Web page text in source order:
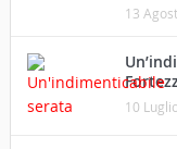
13
10